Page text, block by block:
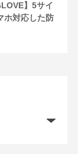
】5サイ
ホ対応した防